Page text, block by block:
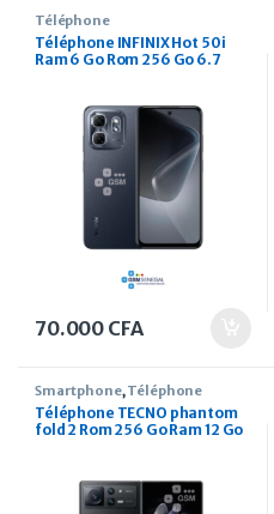
Téléphone
Téléphone INFINIX Hot 50i
Ram 6 Go Rom 256 Go 6.7
70.000 CFA
Smartphone,Téléphone
Téléphone TECNO phantom
fold 2 Rom 256 Go Ram 12 Go